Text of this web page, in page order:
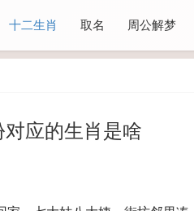
十二生肖 取名 周公解梦
应的生肖是啥